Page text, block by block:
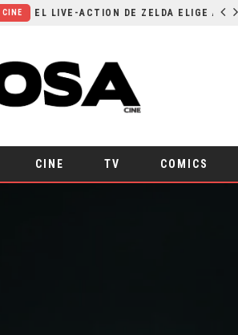
EL LIVE-ACTION DE ZELDA ELIGE A SU VILLANO
CINE TV COMICS